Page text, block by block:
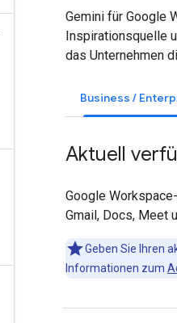
Gemini für Google
Inspirationsquelle
das Unternehmen
Business /
Aktuell
Google
Gmail, Docs, Meet
Geben Sie Ihren
Informationen zum